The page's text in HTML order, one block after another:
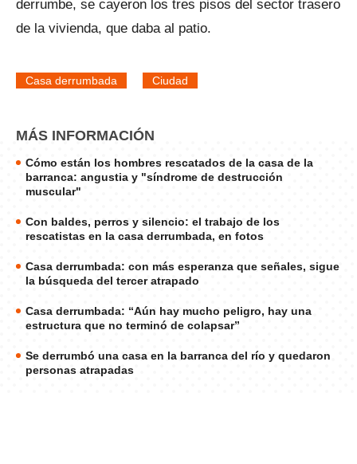
derrumbe, se cayeron los tres pisos del sector trasero
de la vivienda, que daba al patio.
Casa derrumbada Ciudad
MÁS INFORMACIÓN
Cómo están los hombres rescatados de la casa de la
barranca: angustia y "síndrome de destrucción
muscular"
Con baldes, perros y silencio: el trabajo de los
rescatistas en la casa derrumbada, en fotos
Casa derrumbada: con más esperanza que señales, sigue
la búsqueda del tercer atrapado
Casa derrumbada: “Aún hay mucho peligro, hay una
estructura que no terminó de colapsar”
Se derrumbó una casa en la barranca del río y quedaron
personas atrapadas